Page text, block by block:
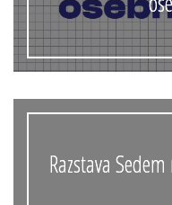
Razstava